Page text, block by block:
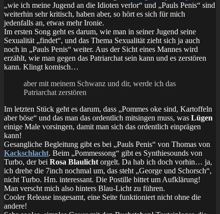
„wie ich meine Jugend an die Idioten verlor“ und „Pauls Penis“ sind
weiterhin sehr kritisch, haben aber, so hört es sich für mich
jedenfalls an, etwas mehr Ironie.
Im ersten Song geht es darum, wie man in seiner Jugend seine
Sexualität „findet“, und das Thema Sexualität zieht sich ja auch
noch in „Pauls Penis“ weiter. Aus der Sicht eines Mannes wird
erzählt, wie man gegen das Patriarchat sein kann und es zerstören
kann. Klingt komisch…
aber mit meinem Schwanz und dir, werde ich das
Patriarchat zerstören
Im letzten Stück geht es darum, dass „Pommes oke sind, Kartoffeln
aber böse“ und das man das ordentlich mitsingen muss, was Lügen
einige Male vorsingen, damit man sich das ordentlich einprägen
kann!
Gesangliche Begleitung gibt es bei „Pauls Penis“ von Thomas von
Kackschlacht. Beim „Pommessong“ gibt es Synthiesounds von
Turbo, der bei Rosa Blaulicht orgelt. Da hab ich doch vorhin… ja,
ich drehe die 7inch nochmal um, das steht „George und Schorsch“,
nicht Turbo. Hm. interessant. Die Postille bittet um Aufklärung!
Man verscht mich also hinters Blau-Licht zu führen.
Cooler Release insgesamt, eine Seite funktioniert nicht ohne die
andere!